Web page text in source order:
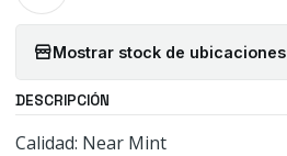
Mostrar stock de ubicaciones
DESCRIPCIÓN
Calidad: Near Mint